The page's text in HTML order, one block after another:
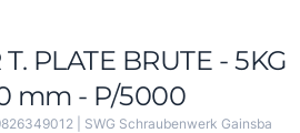
PLATE BRUTE - 5KG
mm - P/5000
SWG Schraubenwerk Gainsba